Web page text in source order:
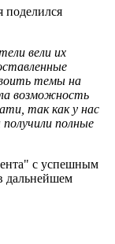
поделился
вели их
темы на
возможность
так как у нас
полные
с успешным
дальнейшем